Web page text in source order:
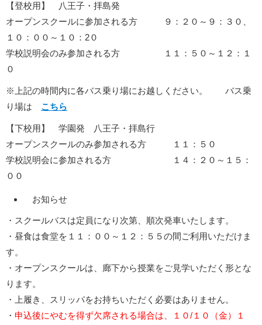
【登校用】 八王子・拝島発
オープンスクールに参加される方 ９：２０～９：３０、
１０：００～１０：2０
学校説明会のみ参加される方 １１：５０～１２：１
０
※上記の時間内に各バス乗り場にお越しください。 バス乗
り場は こちら
【下校用】 学園発 八王子・拝島行
オープンスクールのみ参加される方 １１：５０
学校説明会に参加される方 １４：２０～１５：
００
お知らせ
・スクールバスは定員になり次第、順次発車いたします。
・昼食は食堂を１１：００～１２：５５の間ご利用いただけま
す。
・オープンスクールは、廊下から授業をご見学いただく形とな
ります。
・上履き、スリッパをお持ちいただく必要はありません。
・ 申込後にやむを得ず欠席される場合は、１０/１０（金）１